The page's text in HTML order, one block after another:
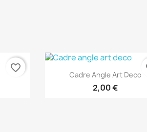
favorite_border Aperçu rapide
Cadre Angle Art Deco
2,00 €